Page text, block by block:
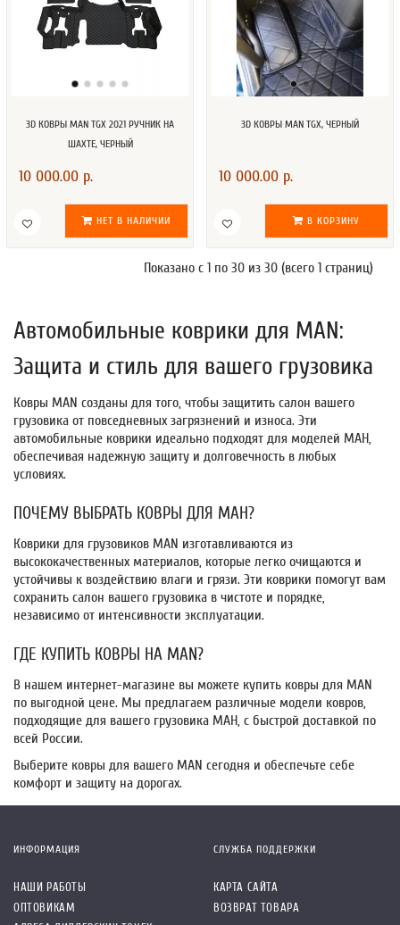
3D КОВРЫ MAN TGX 2021 РУЧНИК НА
ШАХТЕ, ЧЕРНЫЙ
10 000.00 р.
НЕТ В НАЛИЧИИ
3D КОВРЫ MAN TGX, ЧЕРНЫЙ
10 000.00 р.
В КОРЗИНУ
Показано с 1 по 30 из 30 (всего 1 страниц)
Автомобильные коврики для MAN:
Защита и стиль для вашего грузовика
Ковры MAN созданы для того, чтобы защитить салон вашего
грузовика от повседневных загрязнений и износа. Эти
автомобильные коврики идеально подходят для моделей МАН,
обеспечивая надежную защиту и долговечность в любых
условиях.
ПОЧЕМУ ВЫБРАТЬ КОВРЫ ДЛЯ МАН?
Коврики для грузовиков MAN изготавливаются из
высококачественных материалов, которые легко очищаются и
устойчивы к воздействию влаги и грязи. Эти коврики помогут вам
сохранить салон вашего грузовика в чистоте и порядке,
независимо от интенсивности эксплуатации.
ГДЕ КУПИТЬ КОВРЫ НА MAN?
В нашем интернет-магазине вы можете купить ковры для MAN
по выгодной цене. Мы предлагаем различные модели ковров,
подходящие для вашего грузовика МАН, с быстрой доставкой по
всей России.
Выберите ковры для вашего MAN сегодня и обеспечьте себе
комфорт и защиту на дорогах.
ИНФОРМАЦИЯ
НАШИ РАБОТЫ
ОПТОВИКАМ
СЛУЖБА ПОДДЕРЖКИ
КАРТА САЙТА
ВОЗВРАТ ТОВАРА